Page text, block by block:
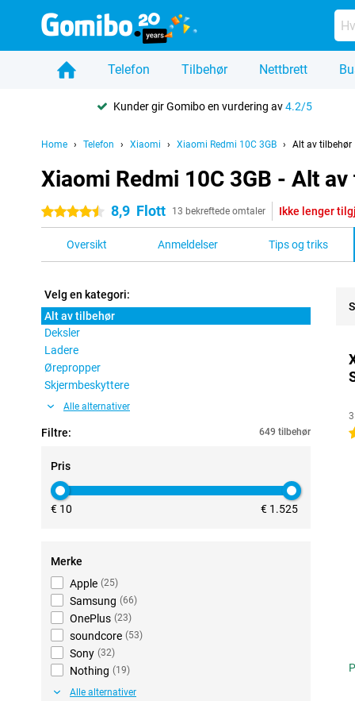
Telefon Tilbehør Nettbrett
Kunder gir Gomibo en vurdering av4.2/5
Home Telefon Xiaomi Xiaomi Redmi 10C 3GB Alt av tilbehør
Xiaomi Redmi 10C 3GB - Alt
4.5 stjerner 8,9 Flott 13 bekreftede omtaler Ikke lenger
Oversikt Anmeldelser Tips og triks
Velg en kategori:
Alt av tilbehør
Deksler
Ladere
Ørepropper
Skjermbeskyttere
Alle alternativer
Filtre: 649 tilbehør
Pris
€ 10 € 1.525
Merke
Apple (25)
Samsung (66)
OnePlus (23)
soundcore (53)
Sony (32)
Nothing (19)
Alle alternativer